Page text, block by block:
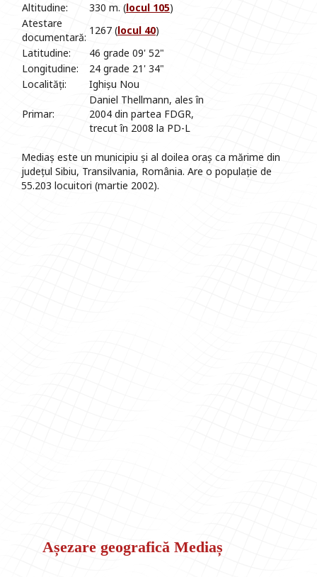
Altitudine:
330 m. (locul 105)
Atestare
documentară:
1267 (locul 40)
Latitudine:
46 grade 09' 52"
Longitudine:
24 grade 21' 34"
Localități:
Ighișu Nou
Primar:
Daniel Thellmann, ales în
2004 din partea FDGR,
trecut în 2008 la PD-L
Mediaș este un municipiu și al doilea oraș ca mărime din
județul Sibiu, Transilvania, România. Are o populație de
55.203 locuitori (martie 2002).
Așezare geografică Mediaș